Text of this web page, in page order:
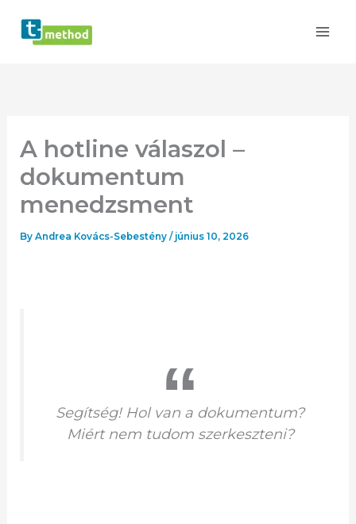
A hotline válaszol –
dokumentum
menedzsment
ByAndrea Kovács-Sebestény/ június 10, 2026
Segítség! Hol van a dokumentum?
Miért nem tudom szerkeszteni?